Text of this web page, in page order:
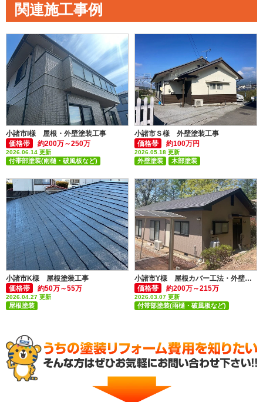
関連施工事例
小諸市I様 屋根・外壁塗装工事
価格帯
約200万～250万
2026.06.14 更新
付帯部塗装(雨樋・破風板など)
小諸市Ｓ様 外壁塗装工事
価格帯
約100万円
2026.05.18 更新
外壁塗装 木部塗装
小諸市K様 屋根塗装工事
価格帯
約50万～55万
2026.04.27 更新
屋根塗装
小諸市Y様 屋根カバー工法・外壁塗装工事
価格帯
約200万～215万
2026.03.07 更新
付帯部塗装(雨樋・破風板など)